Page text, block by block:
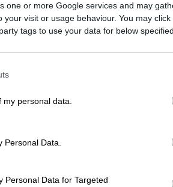
one or more Google services and may
visit or usage behaviour. You may
tags to use your data for below
my personal data.
Personal Data.
Personal Data for Targeted